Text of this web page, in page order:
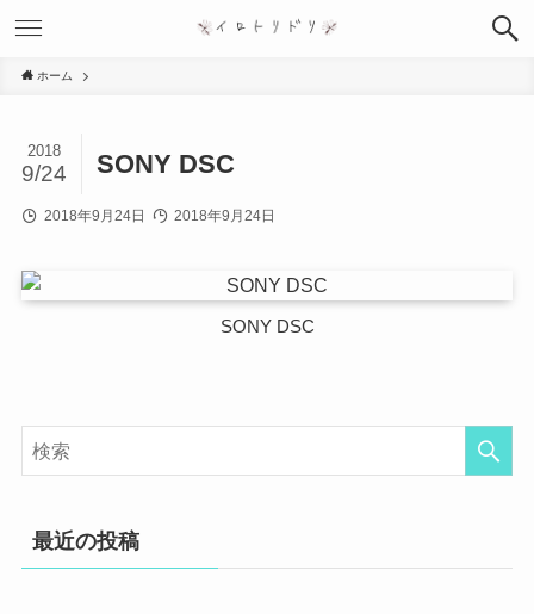
ホーム
SONY DSC
2018
9/24
2018年9月24日 2018年9月24日
SONY DSC
最近の投稿